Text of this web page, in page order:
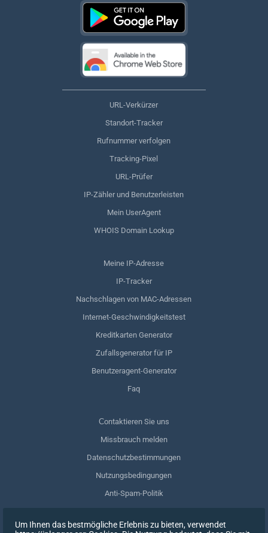
URL-Verkürzer
Standort-Tracker
Rufnummer verfolgen
Tracking-Pixel
URL-Prüfer
IP-Zähler und Benutzerleisten
Mein UserAgent
WHOIS Domain Lookup
Meine IP-Adresse
IP-Tracker
Nachschlagen von MAC-Adressen
Internet-Geschwindigkeitstest
Kreditkarten Generator
Zufallsgenerator für IP
Benutzeragent-Generator
Faq
Сontaktieren Sie uns
Missbrauch melden
Datenschutzbestimmungen
Nutzungsbedingungen
Anti-Spam-Politik
Meine Daten löschen
Um Ihnen das bestmögliche Erlebnis zu bieten, verwendet